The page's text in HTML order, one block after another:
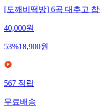
[도깨비떡방] 6곡 대추고 찹
40,000원
53%18,900원
567적립
무료배송